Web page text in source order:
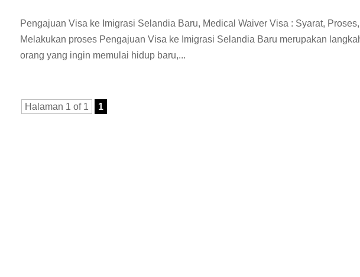
Pengajuan Visa ke Imigrasi Selandia Baru, Medical Waiver Visa : Syarat,
Melakukan proses Pengajuan Visa ke Imigrasi Selandia Baru merupakan
orang yang ingin memulai hidup baru,...
Halaman 1 of 1 1